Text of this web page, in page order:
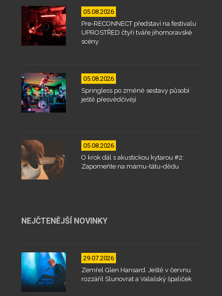
05.08.2026
Pre-RECONNECT představí na festivalu
UPROSTŘED čtyři tváře jihomoravské
scény
05.08.2026
Springless po změně sestavy působí
ještě přesvědčivěji
05.08.2026
O krok dál s akustickou kytarou #2:
Zapomeňte na mámu-tátu-dědu
NEJČTENĚJŠÍ NOVINKY
29.07.2026
Zemřel Glen Hansard. Ještě v červnu
rozzářil Slunovrat a Valašský špalíček